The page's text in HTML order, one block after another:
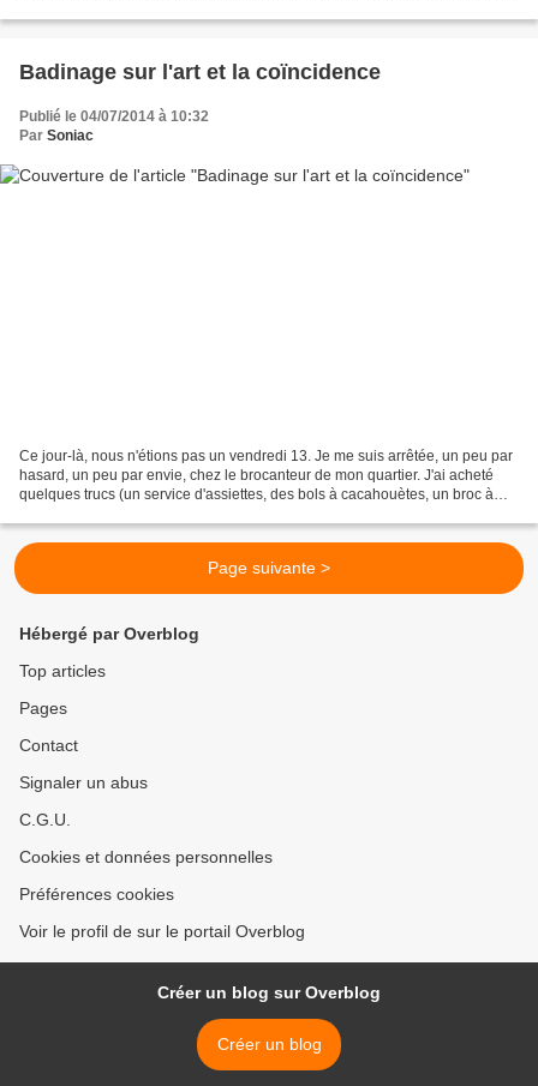
Badinage sur l'art et la coïncidence
Publié le 04/07/2014 à 10:32
Par Soniac
Ce jour-là, nous n'étions pas un vendredi 13. Je me suis arrêtée, un peu par
hasard, un peu par envie, chez le brocanteur de mon quartier. J'ai acheté
quelques trucs (un service d'assiettes, des bols à cacahouètes, un broc à
Page suivante >
Hébergé par Overblog
Top articles
Pages
Contact
Signaler un abus
C.G.U.
Cookies et données personnelles
Préférences cookies
Voir le profil de sur le portail Overblog
Créer un blog sur Overblog
Créer un blog